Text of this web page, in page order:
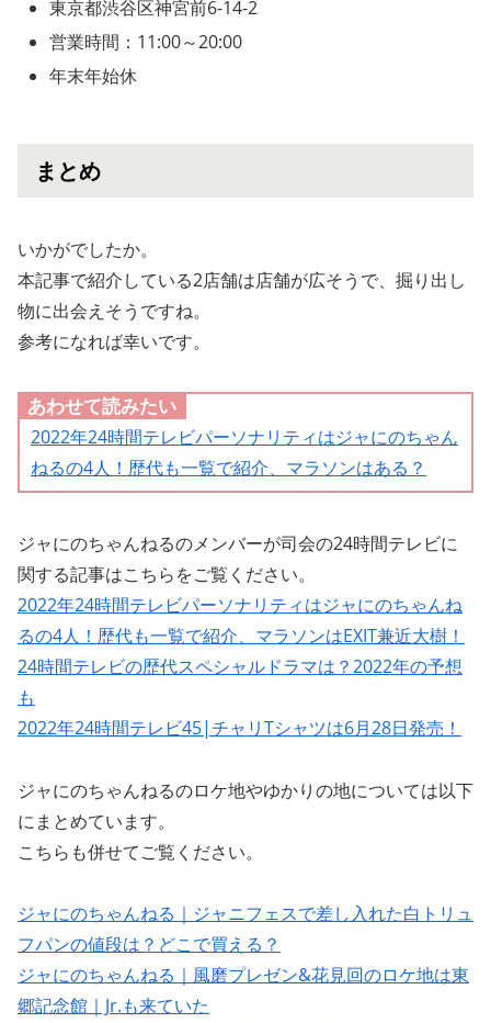
東京都渋谷区神宮前6-14-2
営業時間：11:00～20:00
年末年始休
まとめ
いかがでしたか。
本記事で紹介している2店舗は店舗が広そうで、掘り出し
物に出会えそうですね。
参考になれば幸いです。
あわせて読みたい
2022年24時間テレビパーソナリティはジャにのちゃん
ねるの4人！歴代も一覧で紹介、マラソンはある？
ジャにのちゃんねるのメンバーが司会の24時間テレビに
関する記事はこちらをご覧ください。
2022年24時間テレビパーソナリティはジャにのちゃんね
るの4人！歴代も一覧で紹介、マラソンはEXIT兼近大樹！
24時間テレビの歴代スペシャルドラマは？2022年の予想
も
2022年24時間テレビ45|チャリTシャツは6月28日発売！
ジャにのちゃんねるのロケ地やゆかりの地については以下
にまとめています。
こちらも併せてご覧ください。
ジャにのちゃんねる｜ジャニフェスで差し入れた白トリュ
フパンの値段は？どこで買える？
ジャにのちゃんねる｜風磨プレゼン&花見回のロケ地は東
郷記念館｜Jr.も来ていた